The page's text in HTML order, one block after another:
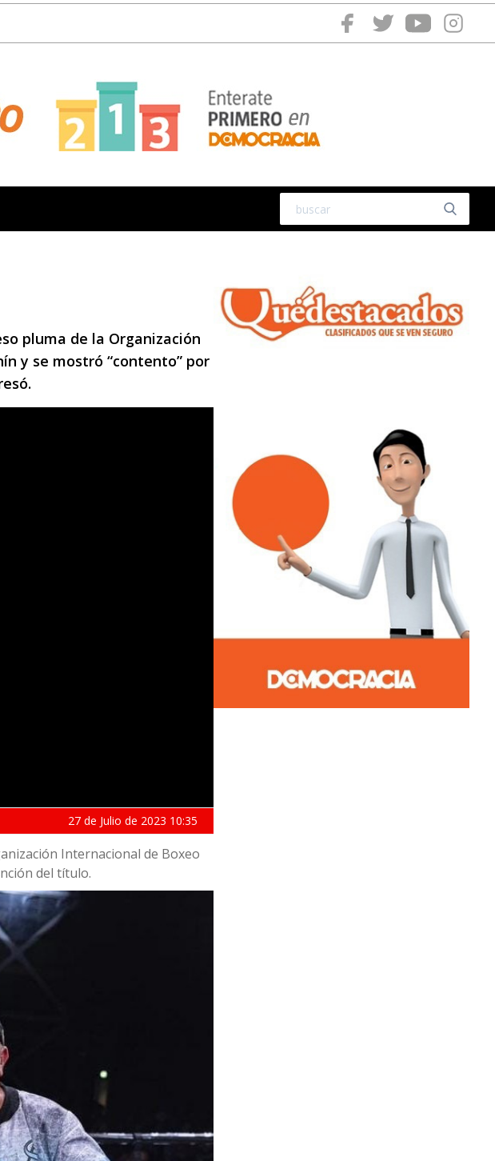
pluma de la Organización
y se mostró “contento” por
27 de Julio de 2023 10:35
Internacional de Boxeo
del título.